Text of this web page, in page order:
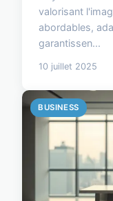
valorisant
abordables,
garantissen...
10 juillet 2025
BUSINESS